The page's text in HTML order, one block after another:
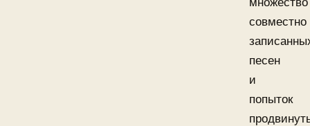
совместно
песен
и
попыток